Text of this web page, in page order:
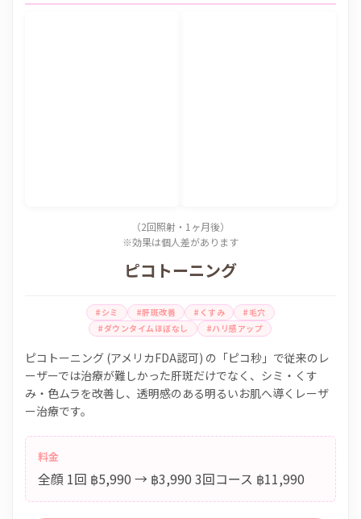
（2回照射・1ヶ月後）
※効果は個人差があります
ピコトーニング
#シミ #肝斑改善 #くすみ
#毛穴
#ダウンタイムほぼなし
#ハリ感アップ
ピコトーニング (アメリカFDA認可) の「ピコ秒」で従来のレ
ーザーでは治療が難しかった肝斑だけでなく、シミ・くす
み・色ムラを改善し、透明感のある明るいお肌へ導くレーザ
ー治療です。
料金
全顔 1回 ฿5,990 → ฿3,990 3回コース ฿11,990